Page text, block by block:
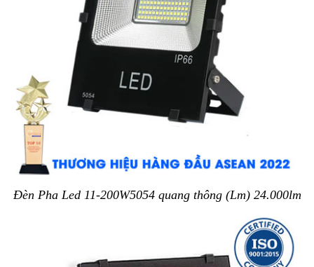
Đèn Pha Led 11-200W5054 quang thông (Lm) 24.000lm